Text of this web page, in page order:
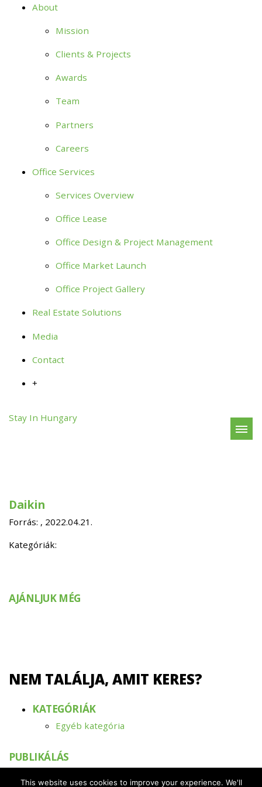
About
Mission
Clients & Projects
Awards
Team
Partners
Careers
Office Services
Services Overview
Office Lease
Office Design & Project Management
Office Market Launch
Office Project Gallery
Real Estate Solutions
Media
Contact
+
Stay In Hungary
Daikin
Forrás: , 2022.04.21.
Kategóriák:
AJÁNLJUK MÉG
NEM TALÁLJA, AMIT KERES?
KATEGÓRIÁK
Egyéb kategória
PUBLIKÁLÁS
This website uses cookies to improve your experience. We'll